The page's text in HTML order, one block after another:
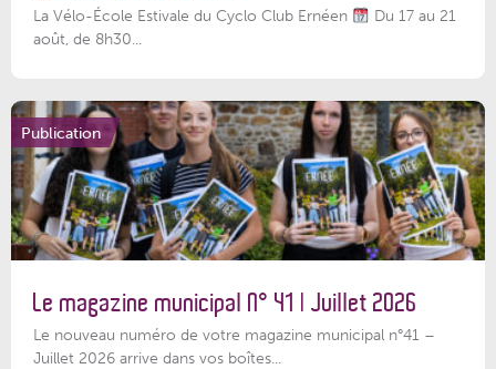
La Vélo-École Estivale du Cyclo Club Ernéen
Du 17 au 21
août, de 8h30...
Publication
Le magazine municipal N° 41 | Juillet 2026
Le nouveau numéro de votre magazine municipal n°41 –
Juillet 2026 arrive dans vos boîtes...